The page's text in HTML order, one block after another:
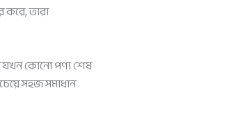
করে, তারা
যখন কোনো পণ্য শেষ
সহজ সমাধান